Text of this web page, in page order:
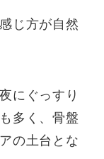
じ方が自然
にぐっすり
多く、骨盤
の土台とな